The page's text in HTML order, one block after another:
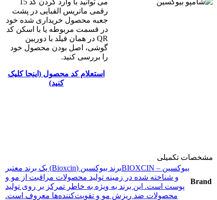
رقمی ماتریس الفبایی در پشت
جعبه محصول خریداری شده خود
در قسمت مربوطه یا با اسکن کد
QR در همان فیلد با دوربین
گوشی، اصل بودن محصول خود
را بررسی کنید.
استعلام کد محصول (اینجا کلیک
کنید)
مشخصات تکمیلی
Brand
بیوکسین – BIOXCIN
برند بیوکسین (Bioxcin) یک برند معتبر
و شناخته شده در زمینه تولید محصولات مراقبت از مو و
پوست است. این برند به ویژه به خاطر تمرکز بر روی تولید
محصولات ضد ریزش مو و تقویت‌کننده‌ها معروف است.